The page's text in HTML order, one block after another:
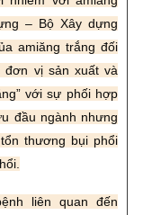
– Bộ Xây dựng
amiăng trắng đối
vị sản xuất và
với sự phối hợp
đầu ngành nhưng
thương bụi phổi
liên quan đến